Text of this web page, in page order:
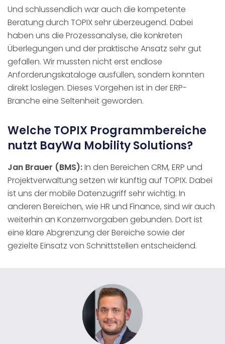
Und schlussendlich war auch die kompetente
Beratung durch TOPIX sehr überzeugend. Dabei
haben uns die Prozessanalyse, die konkreten
Überlegungen und der praktische Ansatz sehr gut
gefallen. Wir mussten nicht erst endlose
Anforderungskataloge ausfüllen, sondern konnten
direkt loslegen. Dieses Vorgehen ist in der ERP-
Branche eine Seltenheit geworden.
Welche TOPIX Programmbereiche
nutzt BayWa Mobility Solutions?
Jan Brauer (BMS):In den Bereichen CRM, ERP und
Projektverwaltung setzen wir künftig auf TOPIX. Dabei
ist uns der mobile Datenzugriff sehr wichtig. In
anderen Bereichen, wie HR und Finance, sind wir auch
weiterhin an Konzernvorgaben gebunden. Dort ist
eine klare Abgrenzung der Bereiche sowie der
gezielte Einsatz von Schnittstellen entscheidend.